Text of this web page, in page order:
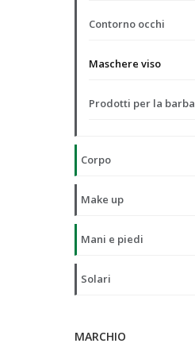
Contorno occhi
Maschere viso
Prodotti per la barba
Corpo
Make up
Mani e piedi
Solari
MARCHIO